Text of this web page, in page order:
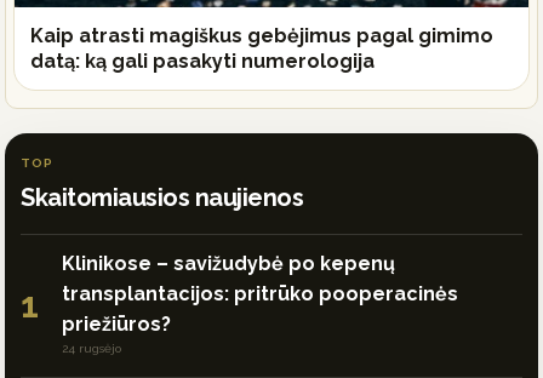
Kaip atrasti magiškus gebėjimus pagal gimimo
datą: ką gali pasakyti numerologija
TOP
Skaitomiausios naujienos
1
Klinikose – savižudybė po kepenų
transplantacijos: pritrūko pooperacinės
priežiūros?
24 rugsėjo